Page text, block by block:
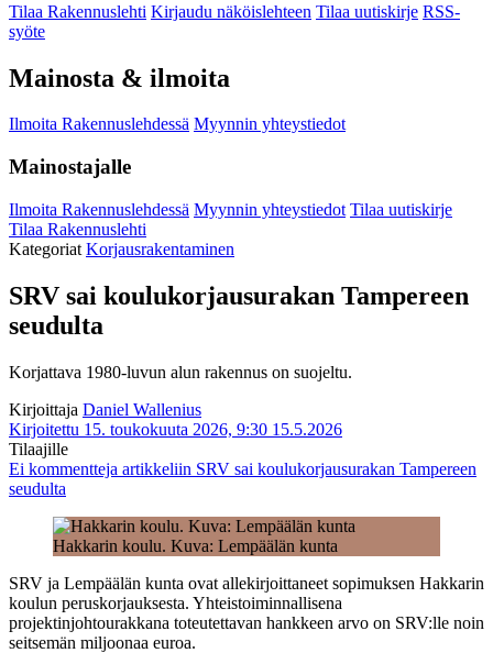
Tilaa Rakennuslehti Kirjaudu näköislehteen Tilaa uutiskirje RSS-
syöte
Mainosta & ilmoita
Ilmoita Rakennuslehdessä Myynnin yhteystiedot
Mainostajalle
Ilmoita Rakennuslehdessä Myynnin yhteystiedot Tilaa uutiskirje
Tilaa Rakennuslehti
Kategoriat Korjausrakentaminen
SRV sai koulukorjausurakan Tampereen
seudulta
Korjattava 1980-luvun alun rakennus on suojeltu.
Kirjoittaja Daniel Wallenius
Kirjoitettu 15. toukokuuta 2026, 9:30 15.5.2026
Tilaajille
Ei kommentteja artikkeliin SRV sai koulukorjausurakan Tampereen
seudulta
Hakkarin koulu. Kuva: Lempäälän kunta
SRV ja Lempäälän kunta ovat allekirjoittaneet sopimuksen Hakkarin
koulun peruskorjauksesta. Yhteistoiminnallisena
projektinjohtourakkana toteutettavan hankkeen arvo on SRV:lle noin
seitsemän miljoonaa euroa.